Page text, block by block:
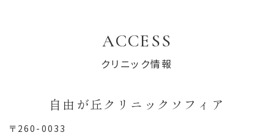
ACCESS
クリニック情報
自由が丘クリニックソフィア
〒260-0033